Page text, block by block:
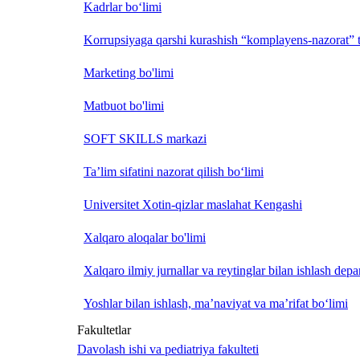
Kadrlar bo‘limi
Korrupsiyaga qarshi kurashish “komplayens-
Marketing bo'limi
Matbuot bo'limi
SOFT SKILLS markazi
Ta’lim sifatini nazorat qilish bo‘limi
Universitet Xotin-qizlar maslahat Kengashi
Xalqaro aloqalar bo'limi
Xalqaro ilmiy jurnallar va reytinglar bilan ishlash
Yoshlar bilan ishlash, ma’naviyat va ma’rifat bo‘limi
Fakultetlar
Davolash ishi va pediatriya fakulteti